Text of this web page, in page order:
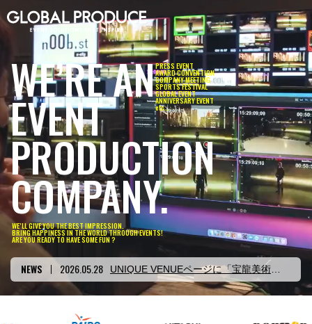
WE’RE AN
EVENT
PRODUCTION
COMPANY.
PRESS EVENT
AWARD CONVENTION
COMPANY MEETING
SPORTS FESTIVAL
GLOBAL EVENT
ANNIVERSARY EVENT
etc…
WE’LL GIVE YOU THE BEST IMPRESSION.
BRING HAPPINESS IN THE WORLD THROUGH EVENTS!
ARE YOU READY TO HAVE SOME FUN ?
NEWS 2026.05.26
WORKSページに大東建託株式会社様を追加しました。
WORKSページに西武鉄道株式会社様を追加しました。
UNIQUE VENUEページに「APEXIA」を追加しました。
資料ダウンロードページに「NewsLetter vol.30」を追加しました。
UNIQUE VENUEページに「カイタック・スポーツパーク」を追加しました。WORKSページに株式会社LAVA International様を追加しました。
WORKSページにＵＤトラックス株式会社様を追加しました。
UNIQUE VENUEページに「宝龍美術館」を追加しました。